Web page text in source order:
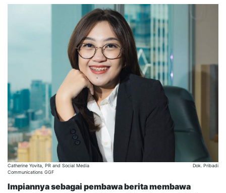
Catherine Yovita, PR and Social Media
Communications GGF
Dok. Pribadi
Impiannya sebagai pembawa berita membawa